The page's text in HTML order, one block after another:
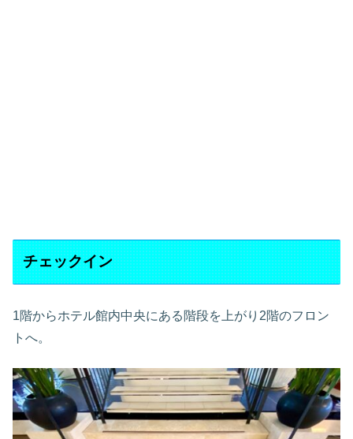
チェックイン
1階からホテル館内中央にある階段を上がり2階のフロン
トへ。